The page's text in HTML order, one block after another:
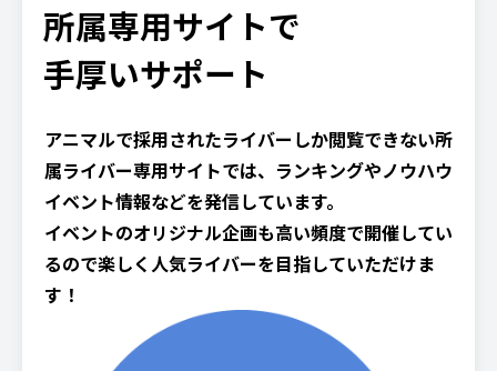
所属専用サイトで
手厚いサポート
アニマルで採用されたライバーしか閲覧できない所
属ライバー専用サイトでは、ランキングやノウハウ
イベント情報などを発信しています。
イベントのオリジナル企画も高い頻度で開催してい
るので楽しく人気ライバーを目指していただけま
す！